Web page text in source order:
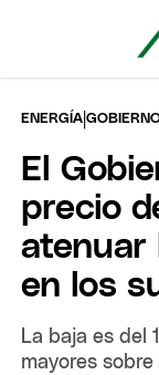
ENERGÍA |
El
precio
atenuar
en los
La baja es del
mayores